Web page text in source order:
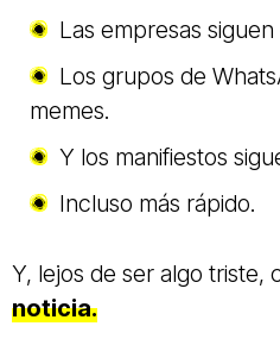
Las empresas
Los grupos de
memes.
Y los manifiestos
Incluso más rápido.
Y, lejos de ser algo triste,
noticia.